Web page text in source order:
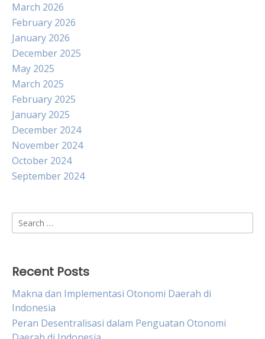
March 2026
February 2026
January 2026
December 2025
May 2025
March 2025
February 2025
January 2025
December 2024
November 2024
October 2024
September 2024
Search
for:
Recent Posts
Makna dan Implementasi Otonomi Daerah di
Indonesia
Peran Desentralisasi dalam Penguatan Otonomi